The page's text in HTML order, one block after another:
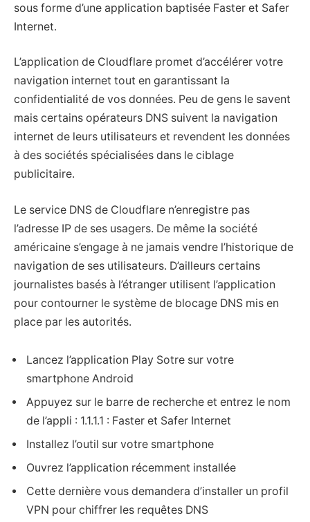
sous forme d’une application baptisée Faster et Safer
Internet.
L’application de Cloudflare promet d’accélérer votre
navigation internet tout en garantissant la
confidentialité de vos données. Peu de gens le savent
mais certains opérateurs DNS suivent la navigation
internet de leurs utilisateurs et revendent les données
à des sociétés spécialisées dans le ciblage
publicitaire.
Le service DNS de Cloudflare n’enregistre pas
l’adresse IP de ses usagers. De même la société
américaine s’engage à ne jamais vendre l’historique de
navigation de ses utilisateurs. D’ailleurs certains
journalistes basés à l’étranger utilisent l’application
pour contourner le système de blocage DNS mis en
place par les autorités.
Lancez l’application Play Sotre sur votre
smartphone Android
Appuyez sur le barre de recherche et entrez le nom
de l’appli : 1.1.1.1 : Faster et Safer Internet
Installez l’outil sur votre smartphone
Ouvrez l’application récemment installée
Cette dernière vous demandera d’installer un profil
VPN pour chiffrer les requêtes DNS